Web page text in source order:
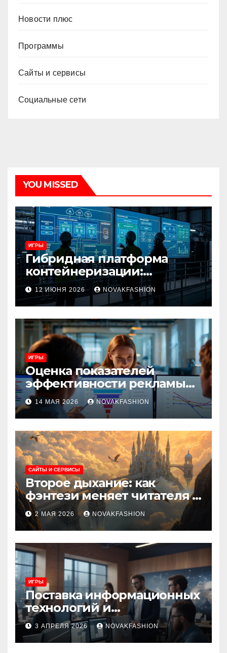
Новости плюс
Программы
Сайты и сервисы
Социальные сети
YOU MISSED
ИГРЫ
Гибридная платформа
контейнеризации:
архитектура, особенности
и сценарии использования
12 ИЮНЯ 2026 NOVAKFASHION
ИГРЫ
Оценка показателей
эффективности рекламы
при атрибуции
множественных точек
касания
14 МАЯ 2026 NOVAKFASHION
САЙТЫ И СЕРВИСЫ
Второе дыхание: как
фэнтези меняет читателя и
культуру
2 МАЯ 2026 NOVAKFASHION
ИГРЫ
Поставка информационных
технологий и
инновационные решения
3 АПРЕЛЯ 2026 NOVAKFASHION